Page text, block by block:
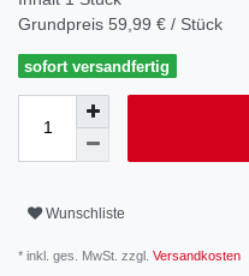
Grundpreis 59,99 € / Stück
sofort versandfertig
Wunschliste
* inkl. ges. MwSt. zzgl. Versandkosten